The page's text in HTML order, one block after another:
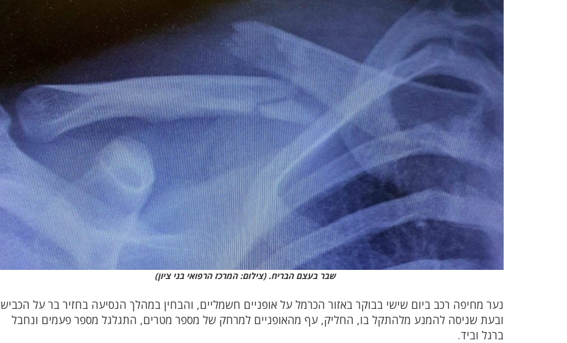
שבר בעצם הבריח. (צילום: המרכז הרפואי בני ציון)
נער מחיפה רכב ביום שישי בבוקר באזור הכרמל על אופניים חשמליים, והבחין במהלך הנסיעה בחזיר בר על הכביש
ובעת שניסה להמנע מלהתקל בו, החליק, עף מהאופניים למרחק של מספר מטרים, התגלגל מספר פעמים ונחבל
ברגל וביד.